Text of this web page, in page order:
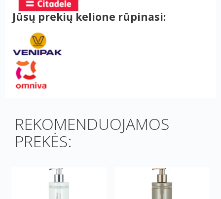
Jūsų prekių kelione rūpinasi:
REKOMENDUOJAMOS
PREKĖS: